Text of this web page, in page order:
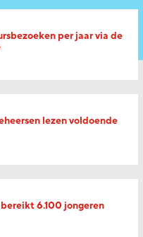
per jaar via de
lezen voldoende
6.100 jongeren